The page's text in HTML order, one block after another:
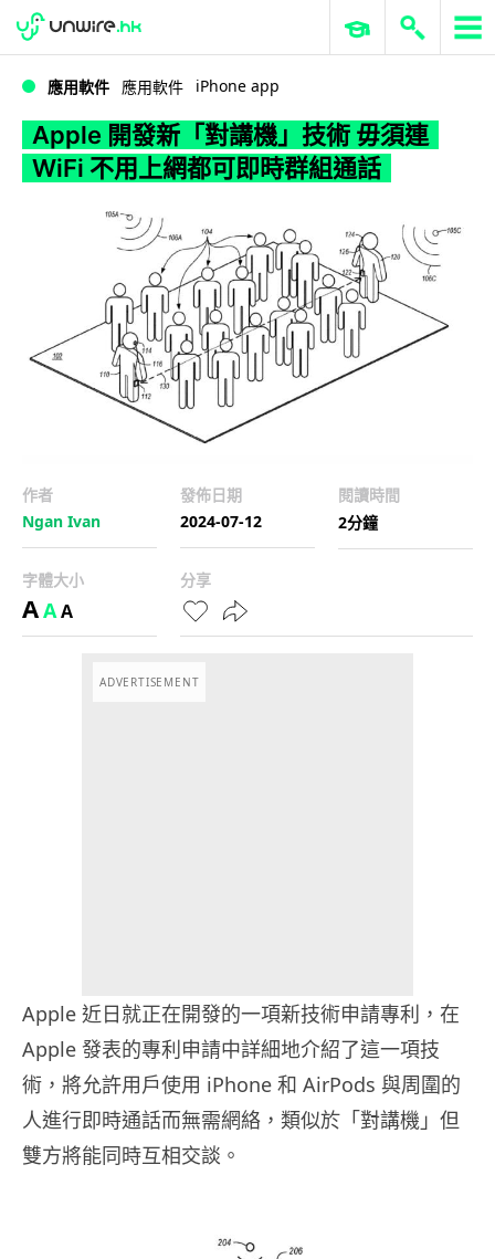
WWDC 2026 ERP 與商業 AI
應用軟件 應用軟件 iPhone app
Apple 開發新「對講機」技術 毋須連
WiFi 不用上網都可即時群組通話
作者
Ngan Ivan
發佈日期
2024-07-12
閱讀時間
2分鐘
字體大小
AAA
分享
ADVERTISEMENT
Apple 近日就正在開發的一項新技術申請專利，在
Apple 發表的專利申請中詳細地介紹了這一項技
術，將允許用戶使用 iPhone 和 AirPods 與周圍的
人進行即時通話而無需網絡，類似於「對講機」但
雙方將能同時互相交談。